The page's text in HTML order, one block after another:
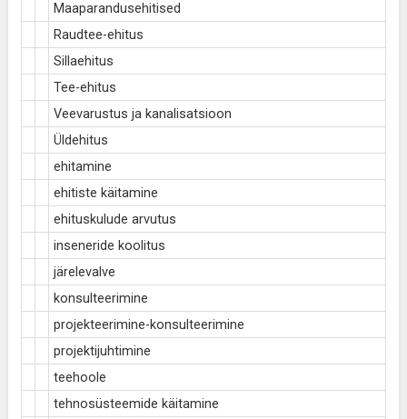
Maaparandusehitised
Raudtee-ehitus
Sillaehitus
Tee-ehitus
Veevarustus ja kanalisatsioon
Üldehitus
ehitamine
ehitiste käitamine
ehituskulude arvutus
inseneride koolitus
järelevalve
konsulteerimine
projekteerimine-konsulteerimine
projektijuhtimine
teehoole
tehnosüsteemide käitamine